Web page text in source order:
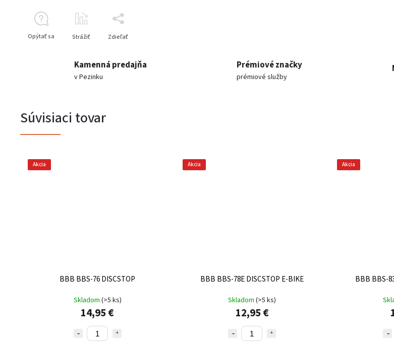
Opýtať sa Strážiť Zdieľať
Kamenná predajňa
v Pezinku
Prémiové značky
prémiové služby
Súvisiaci tovar
Akcia
BBB BBS-76 DISCSTOP
Skladom (>5 ks)
14,95 €
Akcia
BBB BBS-78E DISCSTOP E-BIKE
Skladom(>5 ks)
12,95 €
Akcia
BBB BBS-